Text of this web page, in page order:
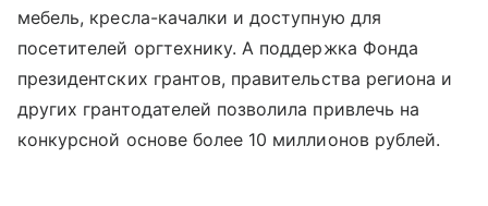
мебель, кресла-качалки и доступную для
посетителей оргтехнику. А поддержка Фонда
президентских грантов, правительства региона и
других грантодателей позволила привлечь на
конкурсной основе более 10 миллионов рублей.